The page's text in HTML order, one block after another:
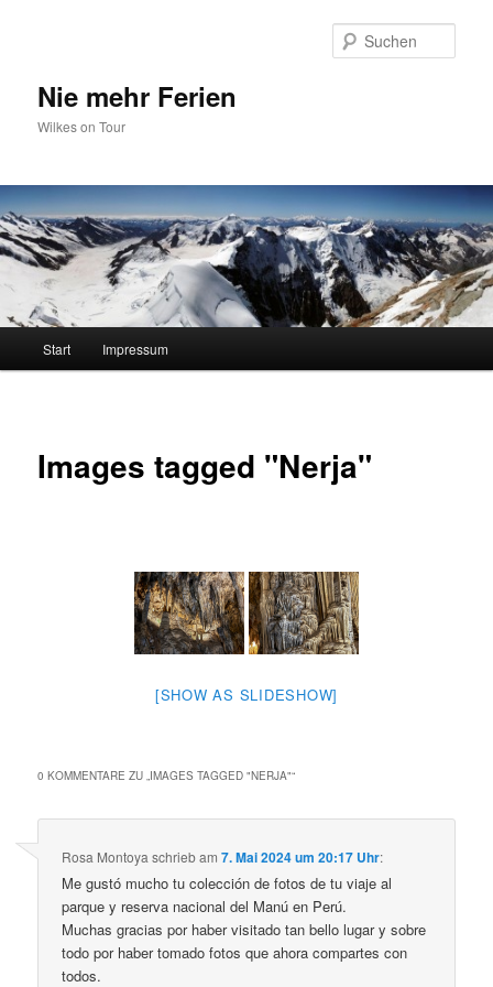
Nie mehr Ferien
Wilkes on Tour
Start Impressum
Images tagged "Nerja"
[SHOW AS SLIDESHOW]
0 KOMMENTARE ZU „ IMAGES TAGGED "NERJA"“
Rosa Montoya schriebam7. Mai 2024 um 20:17 Uhr:
Me gustó mucho tu colección de fotos de tu viaje al
parque y reserva nacional del Manú en Perú.
Muchas gracias por haber visitado tan bello lugar y sobre
todo por haber tomado fotos que ahora compartes con
todos.